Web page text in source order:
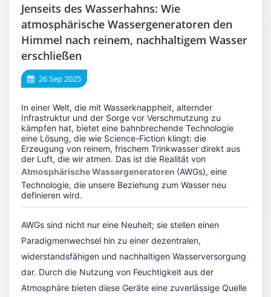
Jenseits des Wasserhahns: Wie
atmosphärische Wassergeneratoren den
Himmel nach reinem, nachhaltigem Wasser
erschließen
26 Sep 2025
In einer Welt, die mit Wasserknappheit, alternder
Infrastruktur und der Sorge vor Verschmutzung zu
kämpfen hat, bietet eine bahnbrechende Technologie
eine Lösung, die wie Science-Fiction klingt: die
Erzeugung von reinem, frischem Trinkwasser direkt aus
der Luft, die wir atmen. Das ist die Realität von
Atmosphärische Wassergeneratoren (AWGs), eine
Technologie, die unsere Beziehung zum Wasser neu
definieren wird.
AWGs sind nicht nur eine Neuheit; sie stellen einen
Paradigmenwechsel hin zu einer dezentralen,
widerstandsfähigen und nachhaltigen Wasserversorgung
dar. Durch die Nutzung von Feuchtigkeit aus der
Atmosphäre bieten diese Geräte eine zuverlässige Quelle